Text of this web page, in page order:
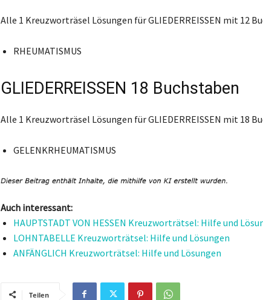
Alle 1 Kreuzworträsel Lösungen für GLIEDERREISSEN mit 12
RHEUMATISMUS
GLIEDERREISSEN 18 Buchstaben
Alle 1 Kreuzworträsel Lösungen für GLIEDERREISSEN mit 18
GELENKRHEUMATISMUS
Auch interessant:
HAUPTSTADT VON HESSEN Kreuzworträtsel: Hilfe und
LOHNTABELLE Kreuzworträtsel: Hilfe und Lösungen
ANFÄNGLICH Kreuzworträtsel: Hilfe und Lösungen
Teilen